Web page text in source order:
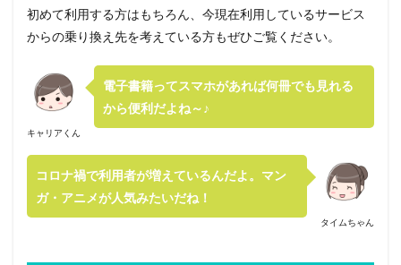
初めて利用する方はもちろん、今現在利用しているサービス
からの乗り換え先を考えている方もぜひご覧ください。
キャリアくん
電子書籍ってスマホがあれば何冊でも見れる
から便利だよね～♪
タイムちゃん
コロナ禍で利用者が増えているんだよ。マン
ガ・アニメが人気みたいだね！